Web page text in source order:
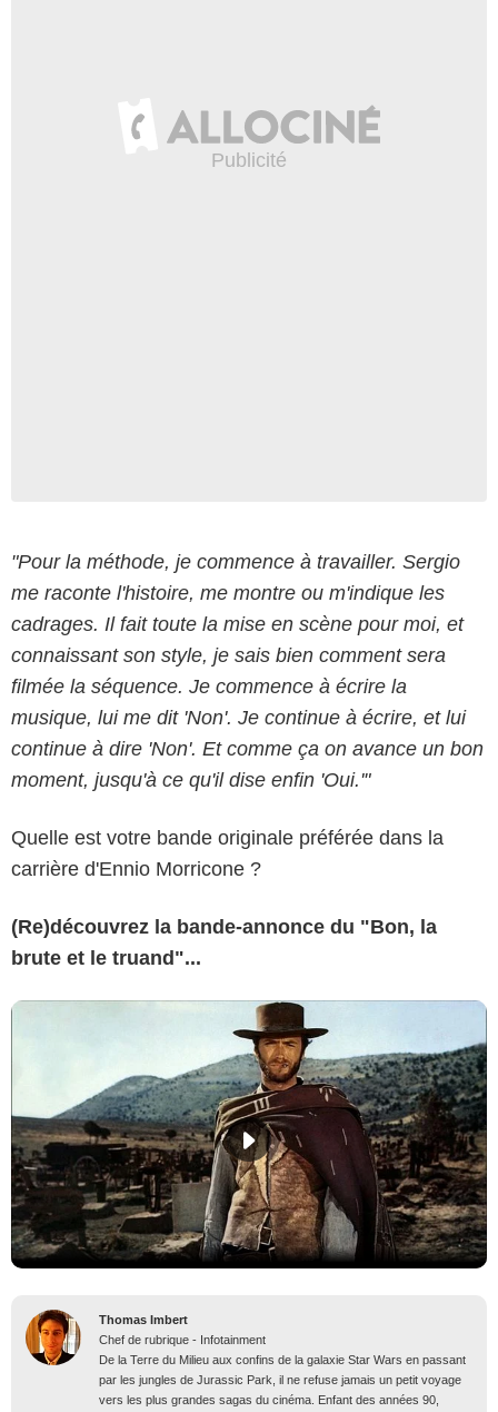
"Pour la méthode, je commence à travailler. Sergio
me raconte l'histoire, me montre ou m'indique les
cadrages. Il fait toute la mise en scène pour moi, et
connaissant son style, je sais bien comment sera
filmée la séquence. Je commence à écrire la
musique, lui me dit 'Non'. Je continue à écrire, et lui
continue à dire 'Non'. Et comme ça on avance un bon
moment, jusqu'à ce qu'il dise enfin 'Oui.'"
Quelle est votre bande originale préférée dans la
carrière d'Ennio Morricone ?
(Re)découvrez la bande-annonce du "Bon, la
brute et le truand"...
Thomas Imbert
Chef de rubrique - Infotainment
De la Terre du Milieu aux confins de la galaxie Star Wars en passant
par les jungles de Jurassic Park, il ne refuse jamais un petit voyage
vers les plus grandes sagas du cinéma. Enfant des années 90,